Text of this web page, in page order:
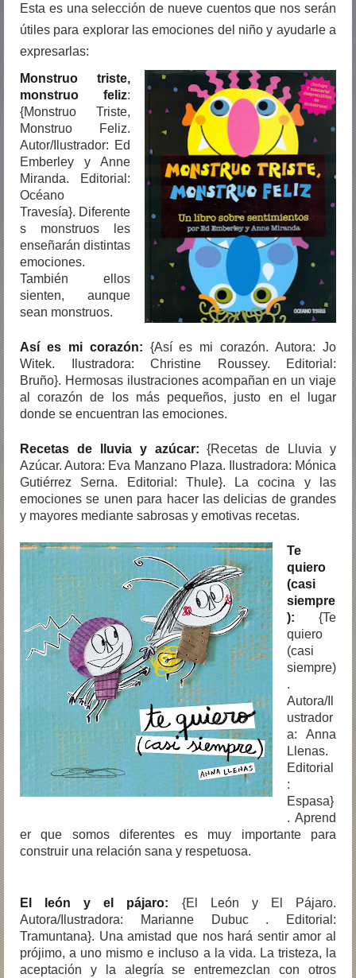
Esta es una selección de nueve cuentos que nos serán
útiles para explorar las emociones del niño y ayudarle a
expresarlas:
Monstruo triste,
monstruo feliz:
{Monstruo Triste,
Monstruo Feliz.
Autor/Ilustrador: Ed
Emberley y Anne
Miranda. Editorial:
Océano
Travesía}. Diferente
s monstruos les
enseñarán distintas
emociones.
También ellos
sienten, aunque
sean monstruos.
Así es mi corazón: {Así es mi corazón. Autora: Jo
Witek. Ilustradora: Christine Roussey. Editorial:
Bruño}. Hermosas ilustraciones acompañan en un viaje
al corazón de los más pequeños, justo en el lugar
donde se encuentran las emociones.
Recetas de lluvia y azúcar:{Recetas de Lluvia y
Azúcar. Autora: Eva Manzano Plaza. Ilustradora: Mónica
Gutiérrez Serna. Editorial: Thule}. La cocina y las
emociones se unen para hacer las delicias de grandes
y mayores mediante sabrosas y emotivas recetas.
Te
quiero
(casi
siempre
): {Te
quiero
(casi
siempre)
.
Autora/Il
ustrador
a: Anna
Llenas.
Editorial
:
Espasa}
. Aprend
er que somos diferentes es muy importante para
construir una relación sana y respetuosa.
El león y el pájaro: {El León y El Pájaro.
Autora/Ilustradora: Marianne Dubuc . Editorial:
Tramuntana}. Una amistad que nos hará sentir amor al
prójimo, a uno mismo e incluso a la vida. La tristeza, la
aceptación y la alegría se entremezclan con otros